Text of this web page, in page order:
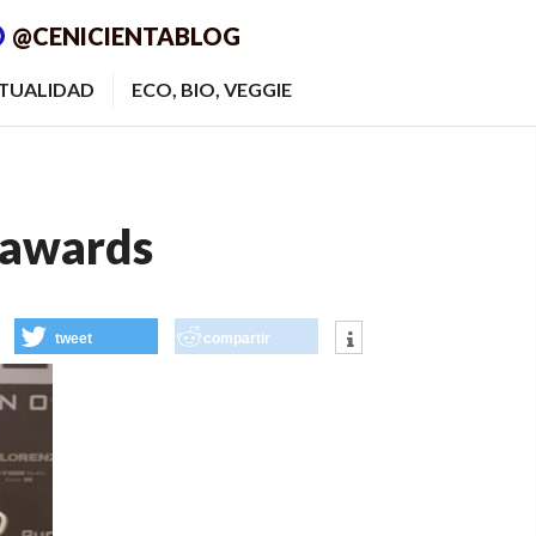
@CENICIENTABLOG
ECO, BIO, VEGGIE
tweet compartir